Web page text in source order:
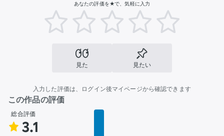
あなたの評価を★で、気軽に入力
見た 見たい
入力した評価は、ログイン後マイページから確認できます
この作品の評価
総合評価
3.1